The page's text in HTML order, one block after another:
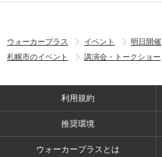
ウォーカープラス イベント 明日開催
札幌市のイベント
講演会・トークショー
利用規約
推奨環境
ウォーカープラスとは